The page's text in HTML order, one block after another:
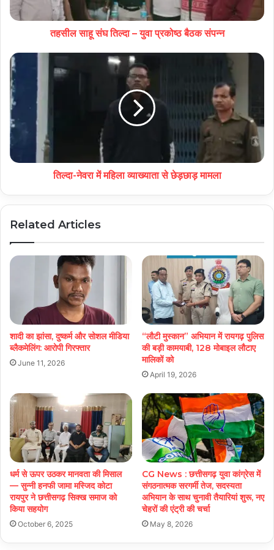
तहसील साहू संघ तिल्दा – युवा प्रकोष्ठ बैठक संपन्न
तिल्दा-नेवरा में महिला व्याख्याता से छेड़छाड़ मामला
Related Articles
शादी का झांसा, दुष्कर्म और सोशल मीडिया
ब्लैकमेलिंग: आरोपी गिरफ्तार
June 11, 2026
“लौटी मुस्कान” अभियान में रायगढ़ पुलिस
की बड़ी कामयाबी, 128 मोबाइल लौटाए
मालिकों को
April 19, 2026
धर्म से ऊपर उठकर मानवता की मिसाल
— सुन्नी हनफी जामा मस्जिद कोटा
रायपुर ने छत्तीसगढ़ सिक्ख समाज को
किया सहयोग
October 6, 2025
CG News : छत्तीसगढ़ युवा कांग्रेस में
संगठनात्मक सरगर्मी तेज, सदस्यता
अभियान के साथ चुनावी तैयारियां शुरू, नए
चेहरों की एंट्री की चर्चा
May 8, 2026